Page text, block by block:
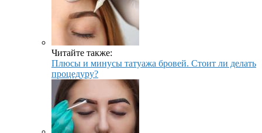
Читайте также:
Плюсы и минусы татуажа бровей. Стоит ли делать
процедуру?